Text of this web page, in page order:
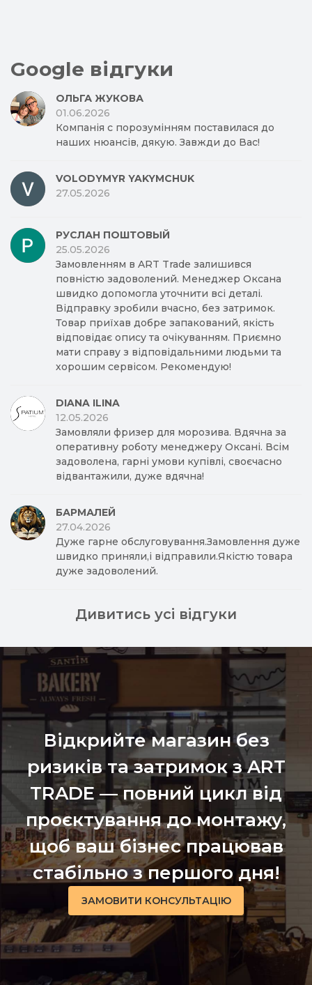
Google відгуки
ОЛЬГА ЖУКОВА
01.06.2026
Компанія с порозумінням поставилася до
наших нюансів, дякую. Завжди до Вас!
VOLODYMYR YAKYMCHUK
27.05.2026
РУСЛАН ПОШТОВЫЙ
25.05.2026
Замовленням в ART Trade залишився
повністю задоволений. Менеджер Оксана
швидко допомогла уточнити всі деталі.
Відправку зробили вчасно, без затримок.
Товар приїхав добре запакований, якість
відповідає опису та очікуванням. Приємно
мати справу з відповідальними людьми та
хорошим сервісом. Рекомендую!
DIANA ILINA
12.05.2026
Замовляли фризер для морозива. Вдячна за
оперативну роботу менеджеру Оксані. Всім
задоволена, гарні умови купівлі, своєчасно
відвантажили, дуже вдячна!
БАРМАЛЕЙ
27.04.2026
Дуже гарне обслуговування.Замовлення дуже
швидко приняли,і відправили.Якістю товара
дуже задоволений.
Дивитись усі відгуки
Відкрийте магазин без
ризиків та затримок з ART
TRADE — повний цикл від
проєктування до монтажу,
щоб ваш бізнес працював
стабільно з першого дня!
ЗАМОВИТИ КОНСУЛЬТАЦІЮ